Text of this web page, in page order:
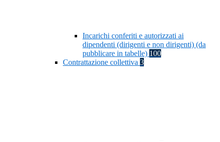
Incarichi conferiti e autorizzati ai
dipendenti (dirigenti e non dirigenti) (da
pubblicare in tabelle) 100
Contrattazione collettiva 3